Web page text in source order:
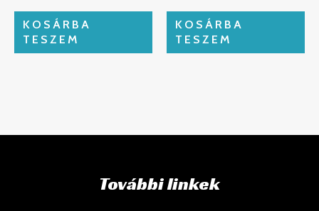
KOSÁRBA
TESZEM
KOSÁRBA
TESZEM
További linkek